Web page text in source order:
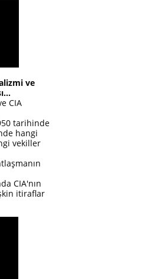
ve
CIA
tarihinde
hangi
vekiller
CIA'nın
itiraflar